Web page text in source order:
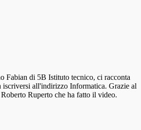
Fabian di 5B Istituto tecnico, ci racconta
iscriversi all'indirizzo Informatica. Grazie al
Ruperto che ha fatto il video.